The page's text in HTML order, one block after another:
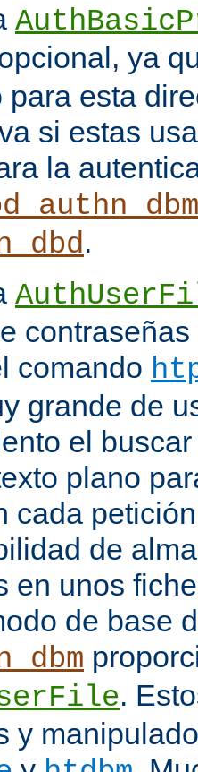
ya
para esta
si estas
la
.
comando
grande de
el
plano
cada
de
en unos
de base
.
y